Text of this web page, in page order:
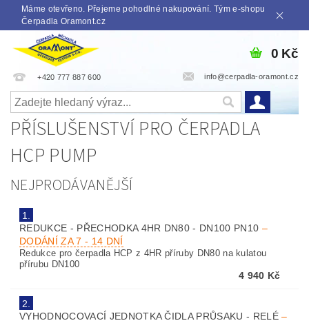
Máme otevřeno. Přejeme pohodlné nakupování. Tým e-shopu
Čerpadla Oramont.cz
+420 777 887 600 info@cerpadla-oramont.cz
0 Kč
PŘÍSLUŠENSTVÍ PRO ČERPADLA
HCP PUMP
NEJPRODÁVANĚJŠÍ
1.
REDUKCE - PŘECHODKA 4HR DN80 - DN100 PN10 –
DODÁNÍ ZA 7 - 14 DNÍ
Redukce pro čerpadla HCP z 4HR příruby DN80 na kulatou
přírubu DN100
4 940 Kč
2.
VYHODNOCOVACÍ JEDNOTKA ČIDLA PRŮSAKU - RELÉ–